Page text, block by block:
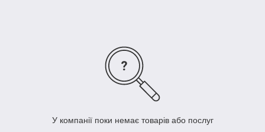
У компанії поки немає товарів або послуг